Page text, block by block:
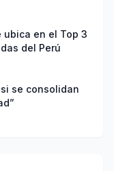
ubica en el Top 3
del Perú
si se consolidan